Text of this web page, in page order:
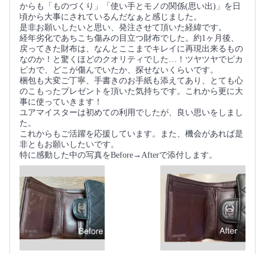
からも「ものづくり」「使い手とモノの関係(思い出)」を日
頃から大事にされているんだなぁと感じました。
是非お願いしたいと思い、発注させて頂いた経緯です。
経年劣化であちこち傷みの目立つ財布でした。約1ヶ月後、
戻ってきた財布は、なんとここまでキレイに再現出来るもの
なのか！と驚くほどのクオリティでした…！ツヤツヤでピカ
ピカで、どこが傷んでいたか、探せないくらいです。
梱包も大変ご丁寧、手書きのお手紙も添えてあり、とても心
のこもったプレゼントを頂いた気持ちです。これから更に大
事に使っていきます！
ユアマイスターは初めての利用でしたが、良い思いをしまし
た。
これからもご活躍を応援しています。また、機会があれば是
非ともお願いしたいです。
特に感動した中の写真をBefore→Afterで添付します。